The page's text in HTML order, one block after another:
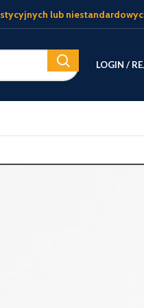
lub
LOGIN /
Biały